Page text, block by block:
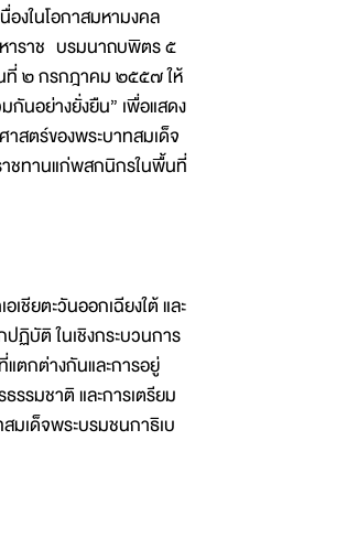
องในโอกาสมหามงคล
าราช บรมนาถบพิตร ๕
ที่ ๒ กรกฎาคม ๒๕๕๗ ให้
นอย่างยั่งยืน” เพื่อแสดง
สตร์ของพระบาทสมเด็จ
ชทานแก่พสกนิกรในพื้นที่
ชียตะวันออกเฉียงใต้ และ
ฏิบัติ ในเชิงกระบวนการ
ตกต่างกันและการอยู่
รรมชาติ และการเตรียม
มเด็จพระบรมชนกาธิเบ